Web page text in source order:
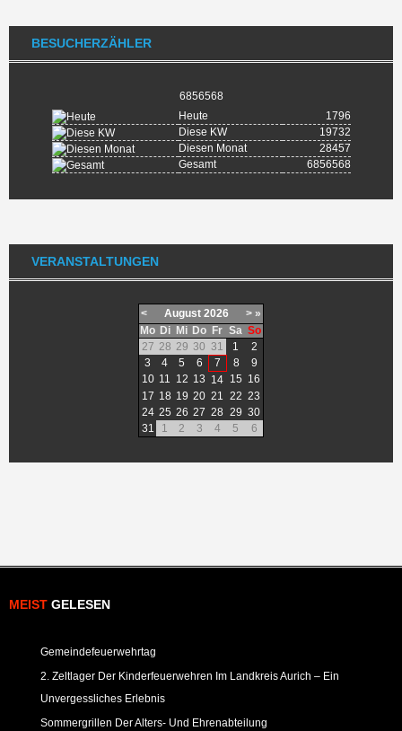
BESUCHERZÄHLER
6856568
Heute
1796
Diese KW
19732
Diesen Monat
28457
Gesamt
6856568
VERANSTALTUNGEN
< August 2026 > »
Mo Di Mi Do Fr Sa So
27 28 29 30 31 1
2
3
4 5 6 7 8
9
10 11 12 13 14 15 16
17 18 19 20 21 22 23
24 25 26 27 28 29 30
31
1 2 3 4 5 6
MEIST GELESEN
Gemeindefeuerwehrtag
2. Zeltlager Der Kinderfeuerwehren Im Landkreis Aurich – Ein
Unvergessliches Erlebnis
Sommergrillen Der Alters- Und Ehrenabteilung